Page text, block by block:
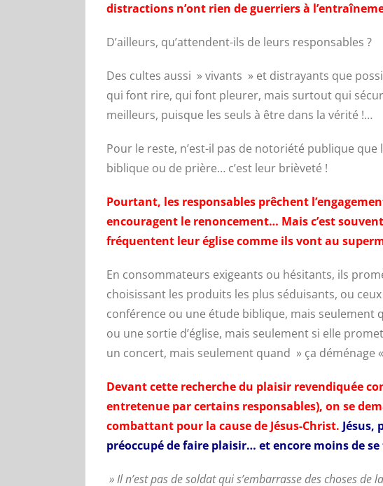
distractions n’ont rien de guerriers à
D’ailleurs, qu’attendent-ils de leurs responsables ?
Des cultes aussi » vivants » et distrayants que
qui font rire, qui font pleurer, mais surtout qui
meilleurs, puisque les seuls à être dans la vérité !…
Pour le reste, n’est-il pas de notoriété publique
biblique ou de prière… c’est leur brièveté !
Pourtant, les responsables prêchent
encouragent le renoncement… Mais c’est
fréquentent leur église comme ils vont au
En consommateurs exigeants ou hésitants, ils
choisissant les produits les plus séduisants, ou
conférence ou une étude biblique, mais seulement
ou une sortie d’église, mais seulement si elle
un concert, mais seulement quand » ça déménage
Devant cette recherche du plaisir revendiquée
entretenue par certains responsables), on se
combattant pour la cause de Jésus-Christ. Jésus,
préoccupé de faire plaisir… et encore moins de
» Il n’est pas de soldat qui s’embarrasse des choses de